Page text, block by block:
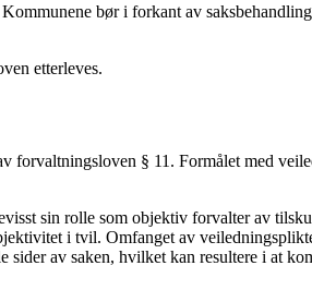
bør i forkant av
etterleves.
§ 11. Formålet med
sin rolle som objektiv forvalter av
i tvil. Omfanget av
av saken, hvilket kan resultere i at